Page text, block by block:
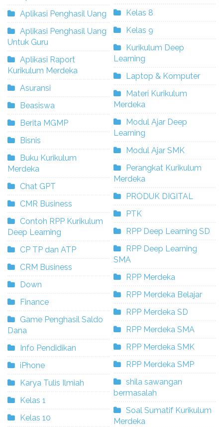
Aplikasi Penghasil Uang
Aplikasi Penghasil Uang
Untuk Guru
Aplikasi Raport
Kurikulum Merdeka
Asuransi
Beasiswa
Berita MGMP
Bisnis
Buku Kurikulum
Merdeka
Chat GPT
CMR Business
Contoh RPP Kurikulum
Deep Learning
CP TP dan ATP
CRM Business
Down
Finance
Game Penghasil Saldo
Dana
Info Pendidikan
iPhone
Karya Tulis Ilmiah
Kelas 1
Kelas 10
Kelas 8
Kelas 9
Kurikulum Deep
Learning
Laptop & Komputer
Materi Kurikulum
Merdeka
Modul Ajar Deep
Learning
Modul Ajar SMK
Perangkat Kurikulum
Merdeka
PRODUK DIGITAL
PTK
RPP Deep Learning SD
RPP Deep Learning
SMA
RPP Merdeka
RPP Merdeka Belajar
RPP Merdeka SD
RPP Merdeka SMA
RPP Merdeka SMK
RPP Merdeka SMP
shila sawangan
bermasalah
Soal Sumatif Kurikulum
Merdeka